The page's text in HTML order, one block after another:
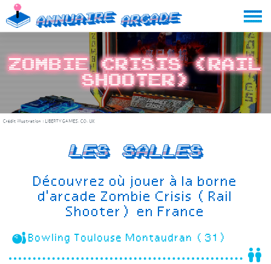
Skip
to
content
Annuaire Arcade
Crédit illustration : LIBERTYGAMES.CO.UK
Zombie Crisis (Rail
Shooter)
Les salles
Découvrez où jouer à la borne
d'arcade Zombie Crisis (Rail
Shooter) en France
Bowling Toulouse Montaudran (31)